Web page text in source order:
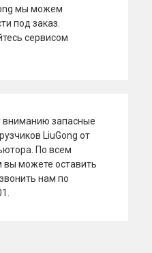
мы можем
под заказ.
сервисом
запасные
LiuGong от
По всем
можете оставить
нам по